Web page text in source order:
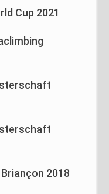
Cup 2021
2018